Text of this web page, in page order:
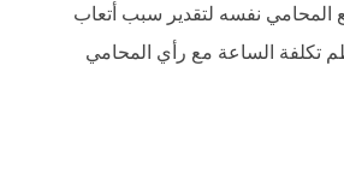
المحامي نفسه لتقدير سبب أتعاب
تكلفة الساعة مع رأي المحامي